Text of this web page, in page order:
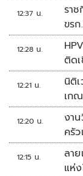
12:37 น.
รา
ขรก
12:28 น.
ติด
12:21 น.
นิติ
เก
12:20 น.
งา
ครั
12:15 น.
ลา
แห่